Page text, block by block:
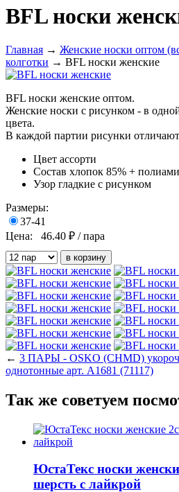
BFL носки
Главная → Женские носки оптом
колготки → BFL носки женские
BFL носки женские оптом.
Женские носки с рисунком - в
цвета.
В каждой партии рисунки
Цвет ассорти
Состав хлопок 85% +
Узор гладкие с рисунком
Размеры:
37-41
Цена:
46.40 ₽ / пара
← 3 ПАРЫ - OSKO (CHMD)
однотонные арт. А1681 (71117)
Так же советуем
ЮстаТекс носки
шерсть с лайкрой